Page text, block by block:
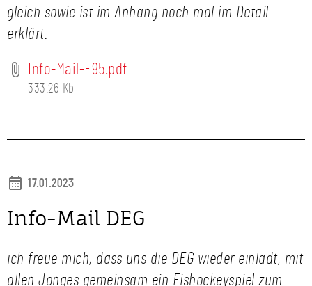
gleich sowie ist im Anhang noch mal im Detail
erklärt.
Info-Mail-F95.pdf
333.26 Kb
17.01.2023
Info-Mail DEG
ich freue mich, dass uns die DEG wieder einlädt, mit
allen Jonges gemeinsam ein Eishockeyspiel zum